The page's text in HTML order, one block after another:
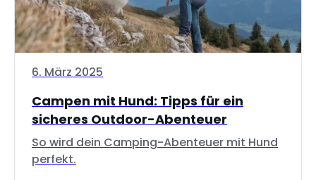
6. März 2025
Campen mit Hund: Tipps für ein
sicheres Outdoor-Abenteuer
So wird dein Camping-Abenteuer mit Hund
perfekt.